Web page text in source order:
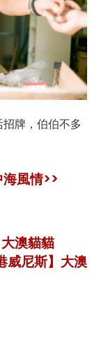
牌，伯伯不多
風情>>
澳貓貓
威尼斯】大澳